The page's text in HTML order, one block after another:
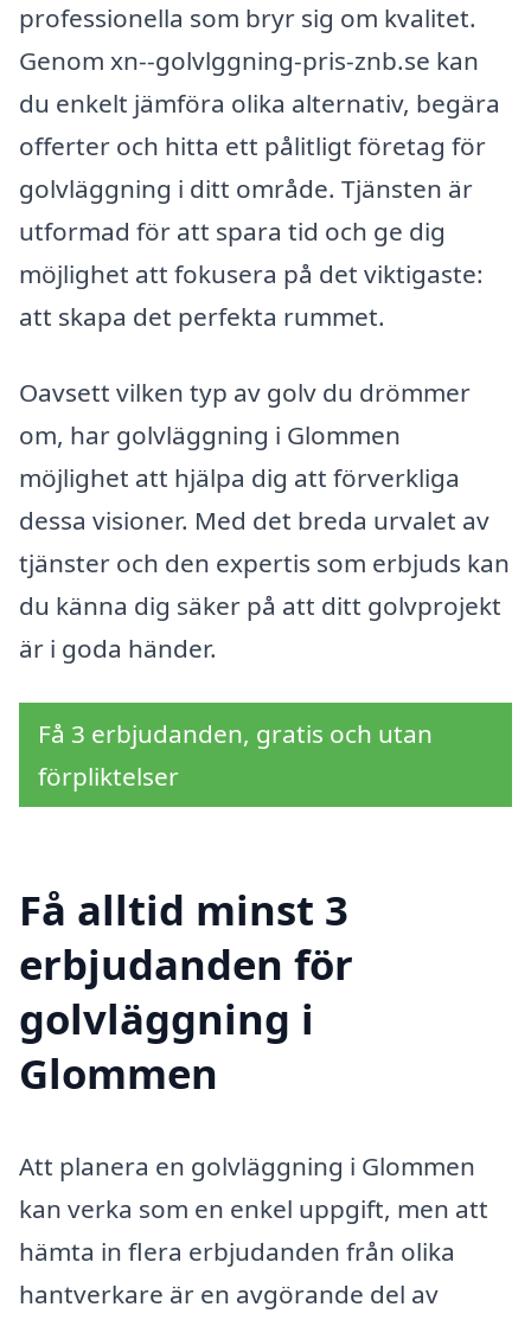
professionella som bryr sig om kvalitet.
Genom xn--golvlggning-pris-znb.se kan
du enkelt jämföra olika alternativ, begära
offerter och hitta ett pålitligt företag för
golvläggning i ditt område. Tjänsten är
utformad för att spara tid och ge dig
möjlighet att fokusera på det viktigaste:
att skapa det perfekta rummet.
Oavsett vilken typ av golv du drömmer
om, har golvläggning i Glommen
möjlighet att hjälpa dig att förverkliga
dessa visioner. Med det breda urvalet av
tjänster och den expertis som erbjuds kan
du känna dig säker på att ditt golvprojekt
är i goda händer.
Få 3 erbjudanden, gratis och utan
förpliktelser
Få alltid minst 3
erbjudanden för
golvläggning i
Glommen
Att planera en golvläggning i Glommen
kan verka som en enkel uppgift, men att
hämta in flera erbjudanden från olika
hantverkare är en avgörande del av